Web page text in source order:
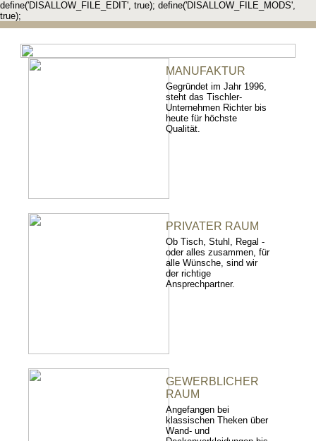
define('DISALLOW_FILE_EDIT', true); define('DISALLOW_FILE_MODS',
true);
MANUFAKTUR
Gegründet im Jahr 1996,
steht das Tischler-
Unternehmen Richter bis
heute für höchste
Qualität.
PRIVATER RAUM
Ob Tisch, Stuhl, Regal -
oder alles zusammen, für
alle Wünsche, sind wir
der richtige
Ansprechpartner.
GEWERBLICHER
RAUM
Angefangen bei
klassischen Theken über
Wand- und